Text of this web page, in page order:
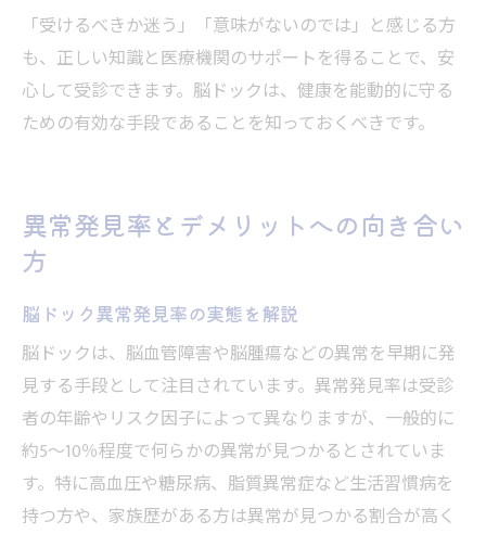
「受けるべきか迷う」「意味がないのでは」と感じる方
も、正しい知識と医療機関のサポートを得ることで、安
心して受診できます。脳ドックは、健康を能動的に守る
ための有効な手段であることを知っておくべきです。
異常発見率とデメリットへの向き合い
方
脳ドック異常発見率の実態を解説
脳ドックは、脳血管障害や脳腫瘍などの異常を早期に発
見する手段として注目されています。異常発見率は受診
者の年齢やリスク因子によって異なりますが、一般的に
約5～10％程度で何らかの異常が見つかるとされていま
す。特に高血圧や糖尿病、脂質異常症など生活習慣病を
持つ方や、家族歴がある方は異常が見つかる割合が高く